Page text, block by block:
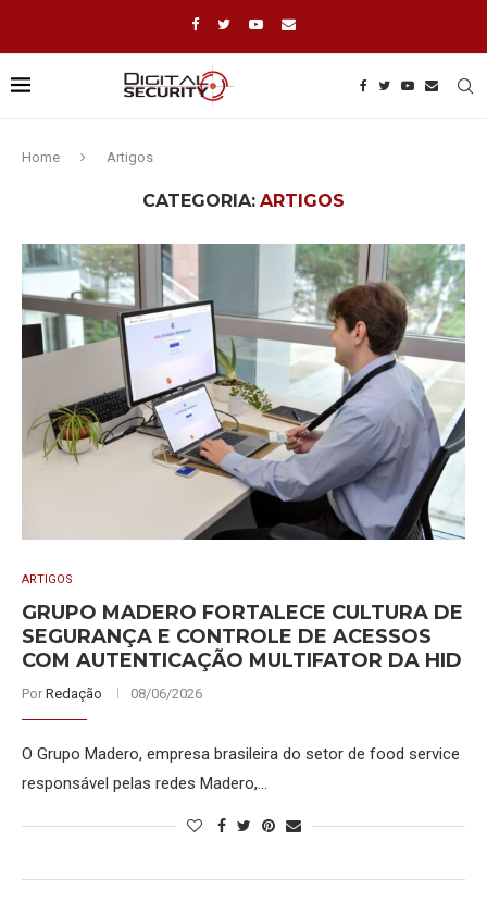
Home Artigos
CATEGORIA: ARTIGOS
ARTIGOS
GRUPO MADERO FORTALECE CULTURA DE
SEGURANÇA E CONTROLE DE ACESSOS
COM AUTENTICAÇÃO MULTIFATOR DA HID
Por Redação 08/06/2026
O Grupo Madero, empresa brasileira do setor de food service
responsável pelas redes Madero,…